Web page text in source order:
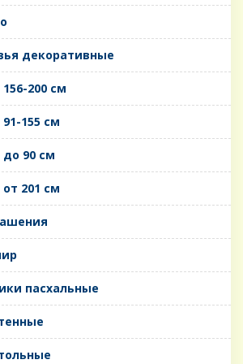
декоративные
200 см
155 см
90 см
201 см
пасхальные